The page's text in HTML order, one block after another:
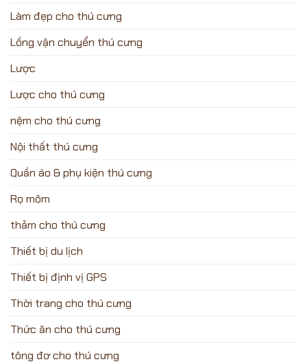
Làm đẹp cho thú cưng
Lồng vận chuyển thú cưng
Lược
Lược cho thú cưng
nệm cho thú cưng
Nội thất thú cưng
Quần áo & phụ kiện thú cưng
Rọ mõm
thảm cho thú cưng
Thiết bị du lịch
Thiết bị định vị GPS
Thời trang cho thú cưng
Thức ăn cho thú cưng
tông đơ cho thú cưng